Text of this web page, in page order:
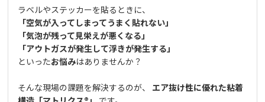
ラベルやステッカーを貼るときに、
「空気が入ってしまってうまく貼れない」
「気泡が残って見栄えが悪くなる」
「アウトガスが発生して浮きが発生する」
といったお悩みはありませんか？
そんな現場の課題を解決するのが、 エア抜け性に優れた粘着